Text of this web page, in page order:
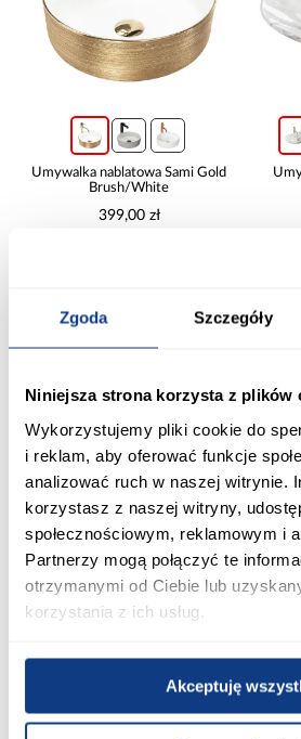
Zgoda Szczegóły
Niniejsza strona korzysta z plików
Wykorzystujemy pliki cookie do
i reklam, aby oferować funkcje
analizować ruch w naszej witrynie.
korzystasz z naszej witryny,
społecznościowym, reklamowym i
Partnerzy mogą połączyć te
otrzymanymi od Ciebie lub
korzystania z ich usług.
Akceptuję
Umywalka nablatowa Sami Gold
Brush/White
399,00 zł
+8